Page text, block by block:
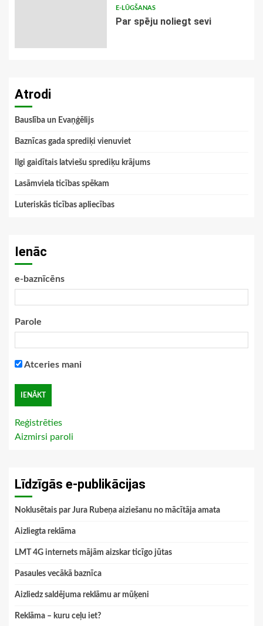
E-LŪGŠANAS
Par spēju noliegt sevi
Atrodi
Bauslība un Evaņģēlijs
Baznīcas gada sprediķi vienuviet
Ilgi gaidītais latviešu sprediķu krājums
Lasāmviela ticības spēkam
Luteriskās ticības apliecības
Ienāc
e-baznīcēns
Parole
Atceries mani
Reģistrēties
Aizmirsi paroli
Līdzīgās e-publikācijas
Noklusētais par Jura Rubeņa aiziešanu no mācītāja amata
Aizliegta reklāma
LMT 4G internets mājām aizskar ticīgo jūtas
Pasaules vecākā baznīca
Aizliedz saldējuma reklāmu ar mūķeni
Reklāma – kuru ceļu iet?